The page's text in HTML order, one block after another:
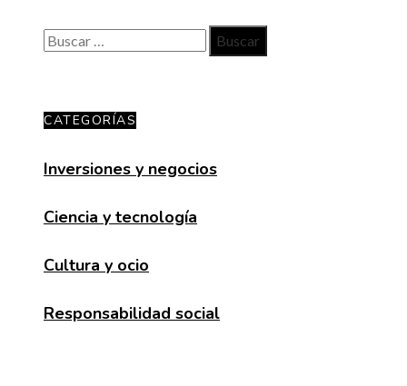
Buscar:
CATEGORÍAS
Inversiones y negocios
Ciencia y tecnología
Cultura y ocio
Responsabilidad social